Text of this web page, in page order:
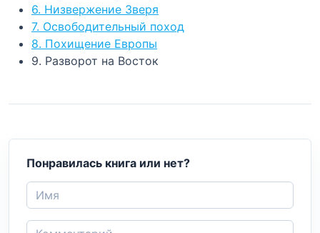
6. Низвержение Зверя
7. Освободительный поход
8. Похищение Европы
9. Разворот на Восток
Понравилась книга или нет?